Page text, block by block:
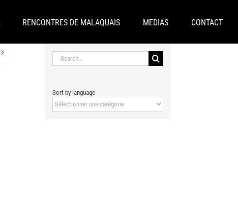
RENCONTRES DE MALAQUAIS MEDIAS CONTACT
Search
for:
Sort by language
Sort
by